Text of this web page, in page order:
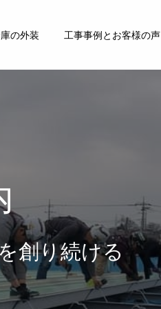
の外装 工事事例とお客様の声
創り続ける